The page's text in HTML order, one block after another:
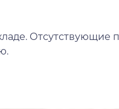
Отсутствующие